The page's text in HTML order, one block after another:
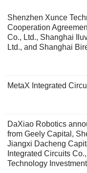
Shenzhen Xunce
Cooperation
Co., Ltd., Shanghai
Ltd., and Shanghai
MetaX Integrated
DaXiao Robotics
from Geely Capital,
Jiangxi Dacheng
Integrated Circuits
Technology